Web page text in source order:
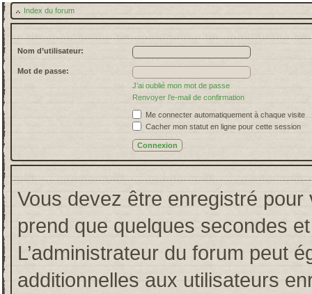
Index du forum
Nom d’utilisateur:
Mot de passe:
J’ai oublié mon mot de passe
Renvoyer l’e-mail de confirmation
Me connecter automatiquement à chaque visite
Cacher mon statut en ligne pour cette session
Vous devez être enregistré pour
prend que quelques secondes
L’administrateur du forum peut
additionnelles aux utilisateurs